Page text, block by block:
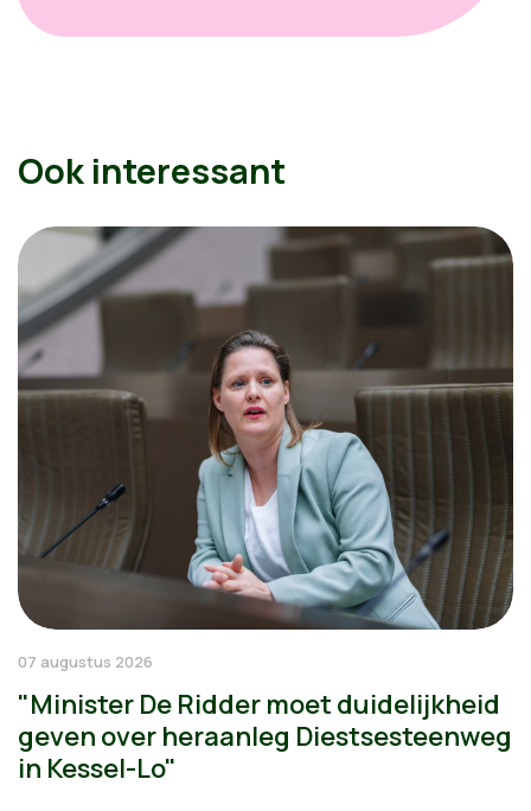
Ook interessant
07 augustus 2026
"Minister De Ridder moet duidelijkheid
geven over heraanleg Diestsesteenweg
in Kessel-Lo"